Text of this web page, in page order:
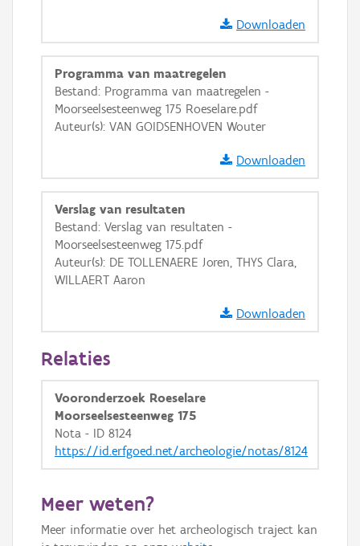
Basis Lagen
Ortho
GRB-Basiskaart in grijswaarden
Downloaden
Programma van maatregelen
Bestand: Programma van maatregelen -
Moorseelsesteenweg 175 Roeselare.pdf
Auteur(s): VAN GOIDSENHOVEN Wouter
Downloaden
Verslag van resultaten
Bestand: Verslag van resultaten -
Moorseelsesteenweg 175.pdf
Auteur(s): DE TOLLENAERE Joren, THYS Clara,
WILLAERT Aaron
Downloaden
Relaties
Vooronderzoek Roeselare
Moorseelsesteenweg 175
Nota - ID 8124
https://id.erfgoed.net/archeologie/notas/8124
Meer weten?
Meer informatie over het archeologisch traject kan